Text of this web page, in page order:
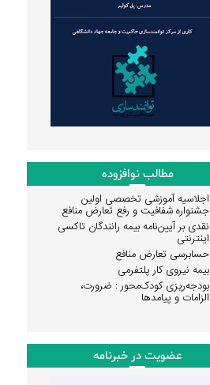
مطالب نوافزوده
اجلاسیه آموزشی تخصصی اولین
جشنواره شفافیت و رفع تعارض منافع
نقدی بر آیین‌نامه بیمه رانندگان تاکسی
اینترنتی
حسابرسی تعارض منافع
بیمه نیروی کار پلتفرمی
بودجه‌ریزی کودک‌محور : ضرورت،
الزامات و پیامدها
عضویت در خبرنامه